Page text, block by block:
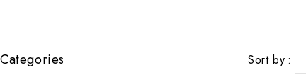
Categories Sort by